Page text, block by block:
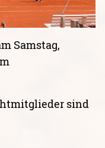
Samstag,
sind